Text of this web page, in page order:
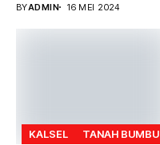
BYADMIN 16 MEI 2024
KALSEL TANAH BUMBU